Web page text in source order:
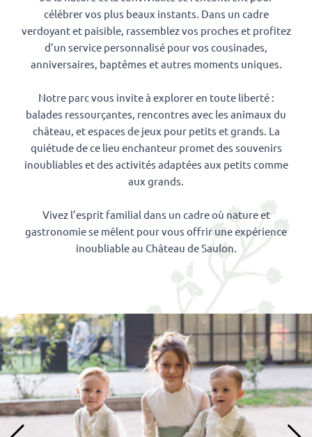
célébrer vos plus beaux instants. Dans un cadre
verdoyant et paisible, rassemblez vos proches et profitez
d’un service personnalisé pour vos cousinades,
anniversaires, baptêmes et autres moments uniques.
Notre parc vous invite à explorer en toute liberté :
balades ressourçantes, rencontres avec les animaux du
château, et espaces de jeux pour petits et grands. La
quiétude de ce lieu enchanteur promet des souvenirs
inoubliables et des activités adaptées aux petits comme
aux grands.
Vivez l’esprit familial dans un cadre où nature et
gastronomie se mêlent pour vous offrir une expérience
inoubliable au Château de Saulon.